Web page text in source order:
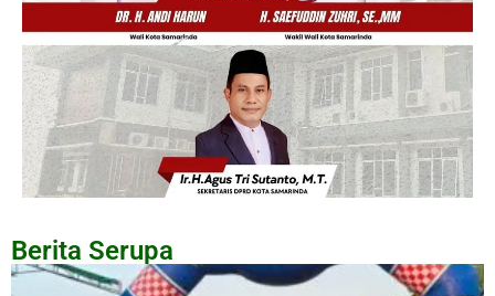
Berita Serupa